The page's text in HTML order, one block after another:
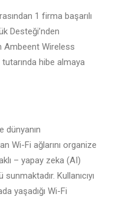
1 firma başarılı
Desteği’nden
Ambeent Wireless
tutarında hibe almaya
dünyanın
Wi-Fi ağlarını organize
– yapay zeka (AI)
Kullanıcıyı
yaşadığı Wi-Fi